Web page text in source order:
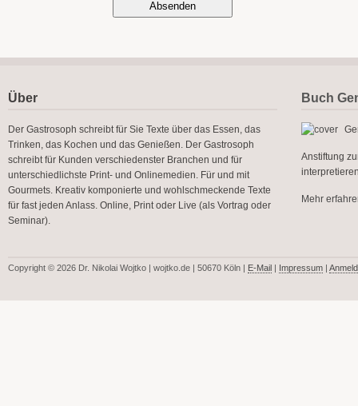
Über
Der Gastrosoph schreibt für Sie Texte über das Essen, das
Trinken, das Kochen und das Genießen. Der Gastrosoph
schreibt für Kunden verschiedenster Branchen und für
unterschiedlichste Print- und Onlinemedien. Für und mit
Gourmets. Kreativ komponierte und wohlschmeckende Texte
für fast jeden Anlass. Online, Print oder Live (als Vortrag oder
Seminar).
Buch
Anstiftung
Mehr
Copyright © 2026 Dr. Nikolai Wojtko | wojtko.de | 50670 Köln | E-Mail | Impressum |